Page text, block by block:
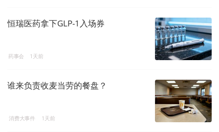
恒瑞医药拿下GLP-1入场券
药事会 1天前
谁来负责收麦当劳的餐盘？
消费大事件 1天前